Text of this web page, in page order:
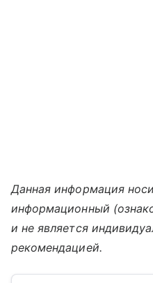
Данная информация
информационный
и не является
рекомендацией.